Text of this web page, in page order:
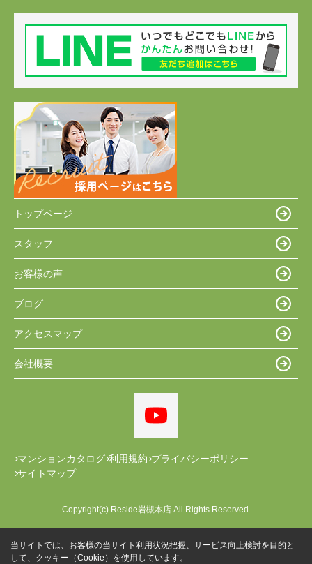
トップページ
スタッフ
お客様の声
ブログ
アクセスマップ
会社概要
マンションカタログ 利用規約 プライバシーポリシー
サイトマップ
Copyright(c) Reside岩槻本店 All Rights Reserved.
当サイトでは、お客様の当サイト利用状況把握、サービス向上検討を目的と
して、クッキー（Cookie）を使用しています。